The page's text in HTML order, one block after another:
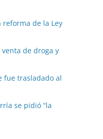
reforma de la Ley
de droga y
fue trasladado al
se pidió “la